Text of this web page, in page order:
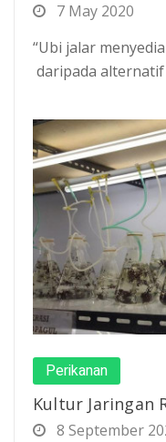
7 May 2020
“Ubi jalar
daripada
Perikanan
Kultur Jaringan
8 September